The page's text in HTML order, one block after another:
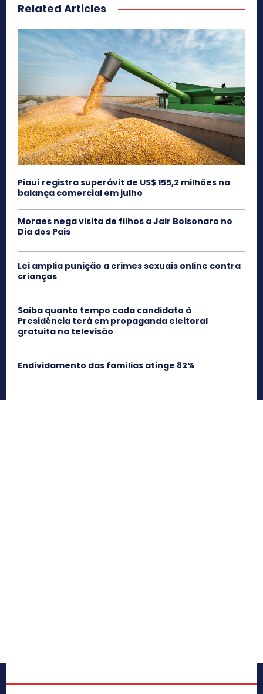
Related Articles
Piauí registra superávit de US$ 155,2 milhões na
balança comercial em julho
Moraes nega visita de filhos a Jair Bolsonaro no
Dia dos Pais
Lei amplia punição a crimes sexuais online contra
crianças
Saiba quanto tempo cada candidato à
Presidência terá em propaganda eleitoral
gratuita na televisão
Endividamento das famílias atinge 82%